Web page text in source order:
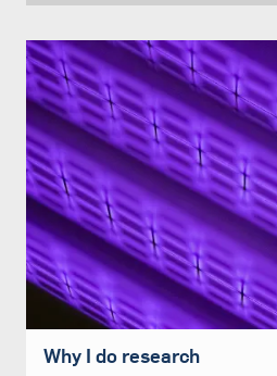
Why I do research